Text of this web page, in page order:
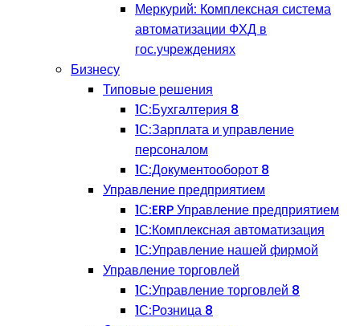
Меркурий: Комплексная система
автоматизации ФХД в
гос.учреждениях
Бизнесу
Типовые решения
1С:Бухгалтерия 8
1С:Зарплата и управление
персоналом
1С:Документооборот 8
Управление предприятием
1С:ERP Управление предприятием
1С:Комплексная автоматизация
1С:Управление нашей фирмой
Управление торговлей
1С:Управление торговлей 8
1С:Розница 8